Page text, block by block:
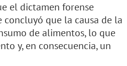
el dictamen forense
que la causa de la
de alimentos, lo que
y, en consecuencia, un